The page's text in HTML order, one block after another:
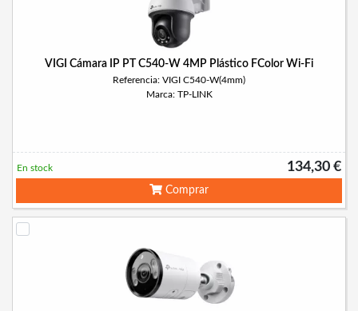
VIGI Cámara IP PT C540-W 4MP Plástico FColor Wi-Fi
Referencia: VIGI C540-W(4mm)
Marca: TP-LINK
134,30 €
En stock
Comprar